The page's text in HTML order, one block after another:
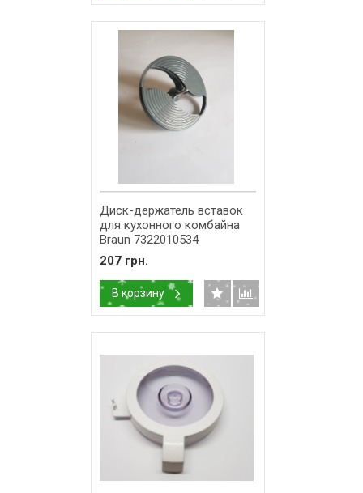
Диск-держатель вставок
для кухонного комбайна
Braun 7322010534
207 грн.
В корзину